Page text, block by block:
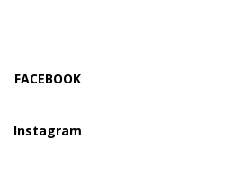
FACEBOOK
Instagram